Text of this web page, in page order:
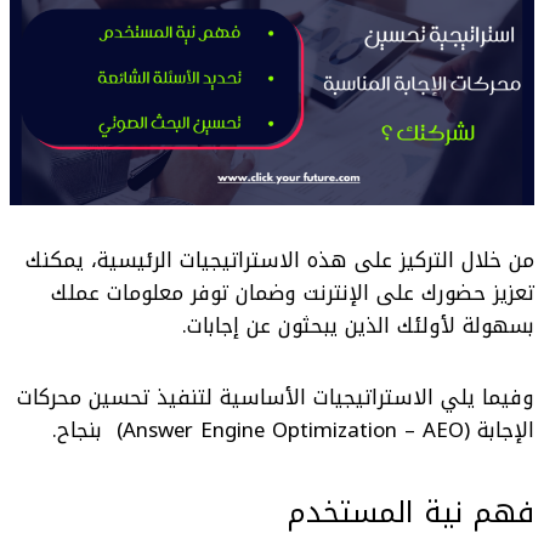
من خلال التركيز على هذه الاستراتيجيات الرئيسية، يمكنك
تعزيز حضورك على الإنترنت وضمان توفر معلومات عملك
بسهولة لأولئك الذين يبحثون عن إجابات.
وفيما يلي الاستراتيجيات الأساسية لتنفيذ تحسين محركات
الإجابة (Answer Engine Optimization – AEO)
بنجاح.
فهم نية المستخدم